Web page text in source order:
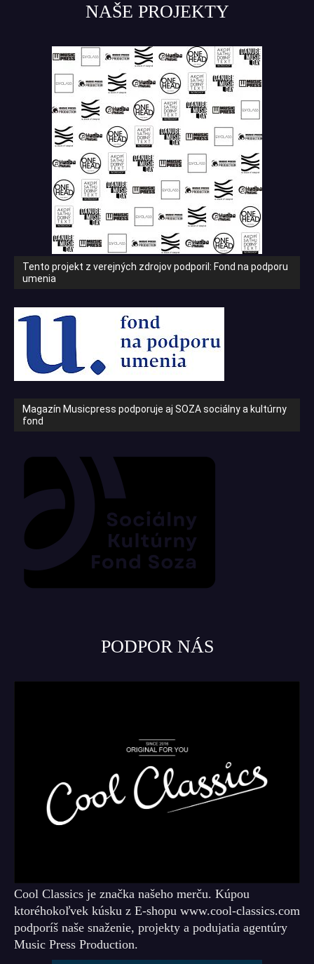
NAŠE PROJEKTY
Tento projekt z verejných zdrojov podporil: Fond na podporu
umenia
Magazín Musicpress podporuje aj SOZA sociálny a kultúrny
fond
PODPOR NÁS
Cool Classics je značka našeho merču. Kúpou
ktoréhokoľvek kúsku z E-shopu www.cool-classics.com
podporíš naše snaženie, projekty a podujatia agentúry
Music Press Production.